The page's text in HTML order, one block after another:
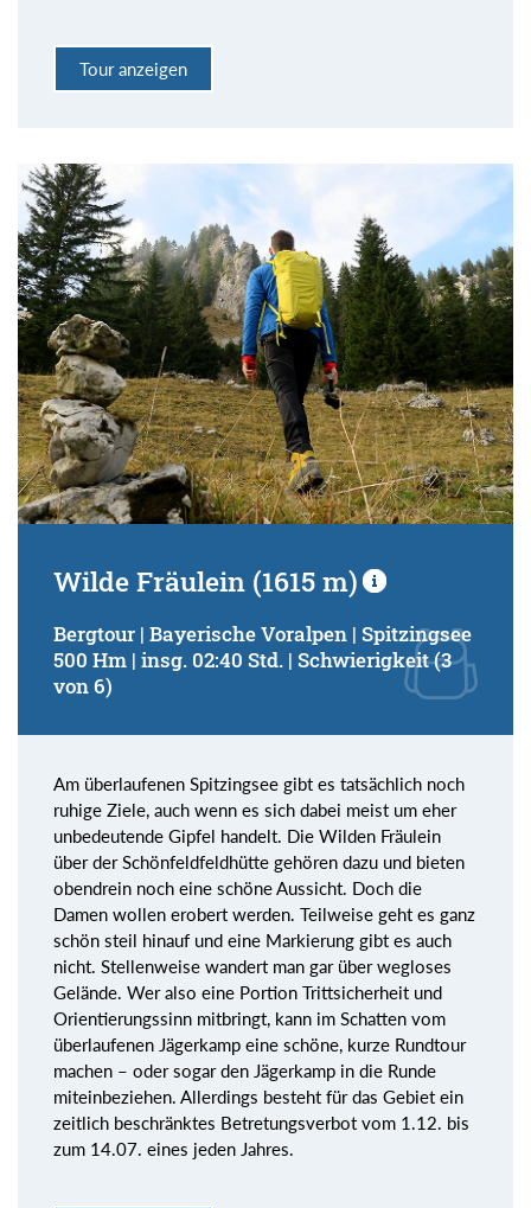
Tour anzeigen
Wilde Fräulein (1615 m)
Bergtour | Bayerische Voralpen | Spitzingsee
500 Hm | insg. 02:40 Std. | Schwierigkeit (3
von 6)
Am überlaufenen Spitzingsee gibt es tatsächlich noch
ruhige Ziele, auch wenn es sich dabei meist um eher
unbedeutende Gipfel handelt. Die Wilden Fräulein
über der Schönfeldfeldhütte gehören dazu und bieten
obendrein noch eine schöne Aussicht. Doch die
Damen wollen erobert werden. Teilweise geht es ganz
schön steil hinauf und eine Markierung gibt es auch
nicht. Stellenweise wandert man gar über wegloses
Gelände. Wer also eine Portion Trittsicherheit und
Orientierungssinn mitbringt, kann im Schatten vom
überlaufenen Jägerkamp eine schöne, kurze Rundtour
machen – oder sogar den Jägerkamp in die Runde
miteinbeziehen. Allerdings besteht für das Gebiet ein
zeitlich beschränktes Betretungsverbot vom 1.12. bis
zum 14.07. eines jeden Jahres.